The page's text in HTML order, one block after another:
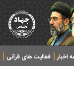
اخبار فعالیت های قرآنی